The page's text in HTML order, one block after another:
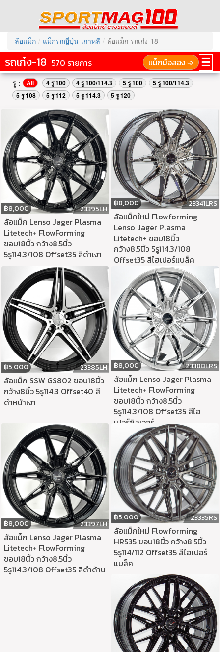
ล้อแม็ก แม็กรถญี่ปุ่น-เกาหลี ล้อแม็ก รถเก๋ง-18
☰
รถเก๋ง-18 แม็กมือสอง ➩
570 รายการ
รู : All 4 รู 100 4 รู 100/114.3 5 รู 100
5 รู 100/114.3
5 รู 108
5 รู 112 5 รู 114.3 5 รู 120
฿8,000 23395LH
ล้อแม็ก Lenso Jager Plasma
Litetech+ FlowForming
ขอบ18นิ้ว กว้าง8.5นิ้ว
5รู114.3/108 Offset35 สีดำเงา
฿8,000 23341LRS
ล้อแม็กใหม่ Flowforming
Lenso Jager Plasma
Litetech+ ขอบ18นิ้ว
กว้าง8.5นิ้ว 5รู114.3/108
Offset35 สีไฮเปอร์แบล็ค
฿5,000 23385LH
ล้อแม็ก SSW GS802 ขอบ18นิ้ว
กว้าง8นิ้ว 5รู114.3 Offset40 สี
ดำหน้าเงา
฿8,000 23388LRS
ล้อแม็ก Lenso Jager Plasma
Litetech+ FlowForming
ขอบ18นิ้ว กว้าง8.5นิ้ว
5รู114.3/108 Offset35 สีไฮ
เปอร์ซิลเวอร์
฿8,000 23397LH
ล้อแม็ก Lenso Jager Plasma
Litetech+ FlowForming
ขอบ18นิ้ว กว้าง8.5นิ้ว
5รู114.3/108 Offset35 สีดำด้าน
฿5,000 23335RS
ล้อแม็กใหม่ Flowforming
HR535 ขอบ18นิ้ว กว้าง8.5นิ้ว
5รู114/112 Offset35 สีไฮเปอร์
แบล็ค